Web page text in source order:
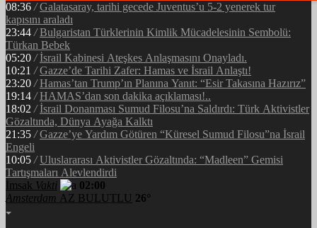
08:36 / Galatasaray, tarihi gecede Juventus’u 5-2 yenerek tur
kapısını araladı
23:44 / Bulgaristan Türklerinin Kimlik Mücadelesinin Sembolü:
Türkan Bebek
05:20 / İsrail Kabinesi Ateşkes Anlaşmasını Onayladı.
10:21 / Gazze’de Tarihi Zafer: Hamas ve İsrail Anlaştı!
23:20 / Hamas’tan Trump’ın Planına Yanıt: “Esir Takasına Hazırız”
19:14 / HAMAS’dan son dakika açıklaması!..
18:02 / İsrail Donanması Sumud Filosu’na Saldırdı: Türk Aktivistler
Gözaltında, Dünya Ayağa Kalktı
21:35 / Gazze’ye Yardım Götüren “Küresel Sumud Filosu”na İsrail
Engeli
10:05 / Uluslararası Aktivistler Gözaltında: “Madleen” Gemisi
Tartışmaları Alevlendirdi
İmsak Vakti
02:00
Amsterdam AZ BULUTLU 26°